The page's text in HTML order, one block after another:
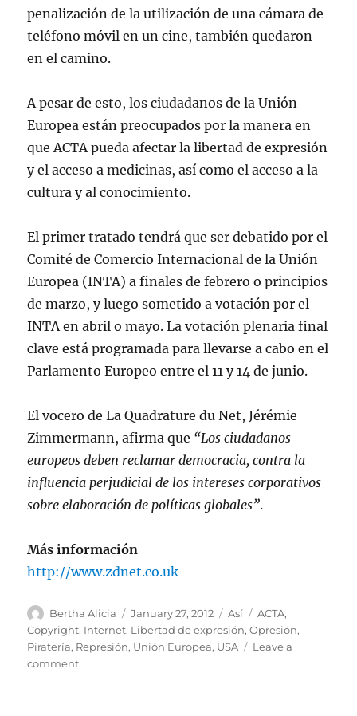
penalización de la utilización de una cámara de
teléfono móvil en un cine, también quedaron
en el camino.
A pesar de esto, los ciudadanos de la Unión
Europea están preocupados por la manera en
que ACTA pueda afectar la libertad de expresión
y el acceso a medicinas, así como el acceso a la
cultura y al conocimiento.
El primer tratado tendrá que ser debatido por el
Comité de Comercio Internacional de la Unión
Europea (INTA) a finales de febrero o principios
de marzo, y luego sometido a votación por el
INTA en abril o mayo. La votación plenaria final
clave está programada para llevarse a cabo en el
Parlamento Europeo entre el 11 y 14 de junio.
El vocero de La Quadrature du Net, Jérémie
Zimmermann, afirma que “Los ciudadanos
europeos deben reclamar democracia, contra la
influencia perjudicial de los intereses corporativos
sobre elaboración de políticas globales”.
Más información
http://www.zdnet.co.uk
Author
Bertha Alicia
Posted
on
January 27, 2012 Categories
Así Tags
ACTA,
Copyright, Internet, Libertad de expresión,Opresión,
Piratería, Represión, Unión Europea, USA
Leave a
commenton